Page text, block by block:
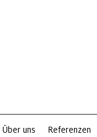
Über uns Referenzen